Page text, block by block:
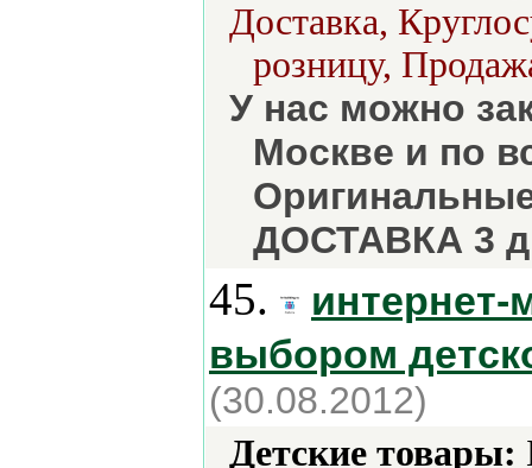
Доставка,
розницу,
У нас можно
Москве и по
ДОСТАВКА 3
45.
интернет-
выбором
(30.08.2012)
Детские товары: